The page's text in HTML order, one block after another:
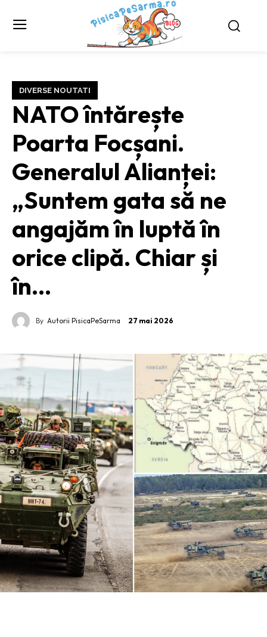
DIVERSE NOUTATI
NATO întărește
Poarta Focșani.
Generalul Alianței:
„Suntem gata să ne
angajăm în luptă în
orice clipă. Chiar și
în…
By Autorii PisicaPeSarma 27 mai 2026